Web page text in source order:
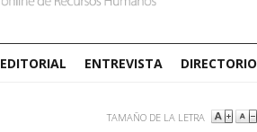
EDITORIAL ENTREVISTA DIRECTORIO
TAMAÑO DE LA LETRA